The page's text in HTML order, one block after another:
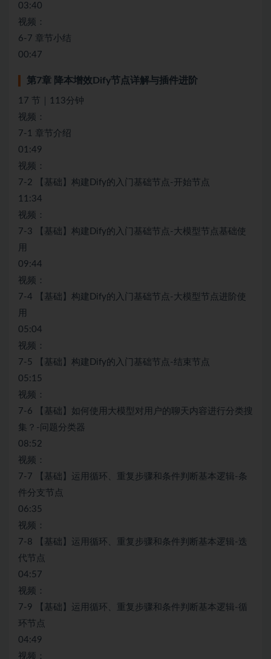
03:40
视频：
6-7 章节小结
00:47
第7章 降本增效Dify节点详解与插件进阶
17 节｜113分钟
视频：
7-1 章节介绍
01:49
视频：
7-2 【基础】构建Dify的入门基础节点-开始节点
11:34
视频：
7-3 【基础】构建Dify的入门基础节点-大模型节点基础使
用
09:44
视频：
7-4 【基础】构建Dify的入门基础节点-大模型节点进阶使
用
05:04
视频：
7-5 【基础】构建Dify的入门基础节点-结束节点
05:15
视频：
7-6 【基础】如何使用大模型对用户的聊天内容进行分类搜
集？-问题分类器
08:52
视频：
7-7 【基础】运用循环、重复步骤和条件判断基本逻辑-条
件分支节点
06:35
视频：
7-8 【基础】运用循环、重复步骤和条件判断基本逻辑-迭
代节点
04:57
视频：
7-9 【基础】运用循环、重复步骤和条件判断基本逻辑-循
环节点
04:49
视频：